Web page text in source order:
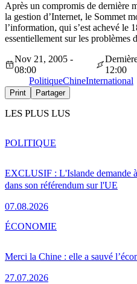
Après un compromis de dernière
la gestion d’Internet, le Sommet
l’information, qui s’est achevé le
essentiellement sur les problèmes
Nov 21, 2005 -
08:00
12:00
PolitiqueChineInternational
Print Partager
LES PLUS LUS
EXCLUSIF : L'Islande demande
dans son référendum sur l'UE
07.08.2026
POLITIQUE
Merci la Chine : elle a sauvé
27.07.2026
ÉCONOMIE